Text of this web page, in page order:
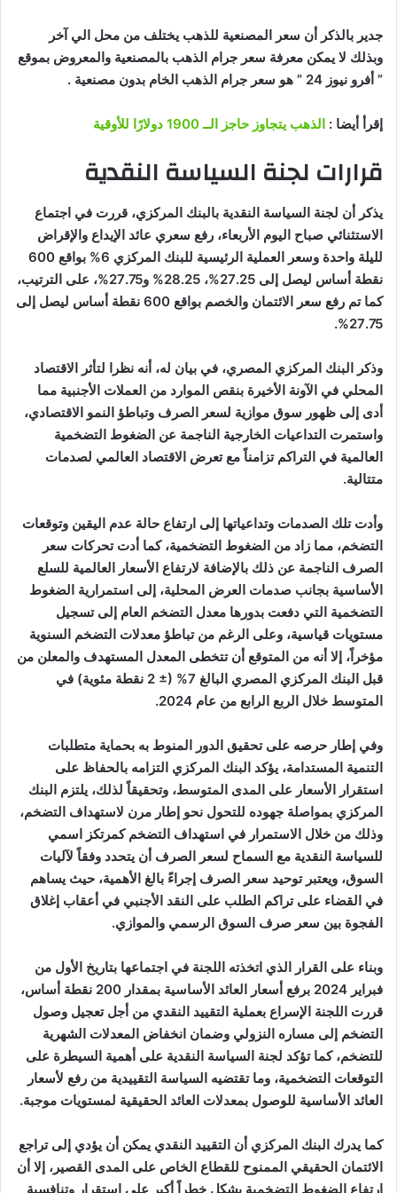
جدير بالذكر أن سعر المصنعية للذهب يختلف من محل الي آخر
وبذلك لا يمكن معرفة سعر جرام الذهب بالمصنعية والمعروض بموقع
” أفرو نيوز 24 ” هو سعر جرام الذهب الخام بدون مصنعية .
إقرأ أيضا : الذهب يتجاوز حاجز الــ 1900 دولارًا للأوقية
قرارات لجنة السياسة النقدية
يذكر أن لجنة السياسة النقدية بالبنك المركزي، قررت في اجتماع
الاستثنائي صباح اليوم الأربعاء، رفع سعري عائد الإيداع والإقراض
لليلة واحدة وسعر العملية الرئيسية للبنك المركزي 6% بواقع 600
نقطة أساس ليصل إلى 27.25%، 28.25% و27.75%، على الترتيب،
كما تم رفع سعر الائتمان والخصم بواقع 600 نقطة أساس ليصل إلى
27.75%.
وذكر البنك المركزي المصري، في بيان له، أنه نظرا لتأثر الاقتصاد
المحلي في الآونة الأخيرة بنقص الموارد من العملات الأجنبية مما
أدى إلى ظهور سوق موازية لسعر الصرف وتباطؤ النمو الاقتصادي،
واستمرت التداعيات الخارجية الناجمة عن الضغوط التضخمية
العالمية في التراكم تزامناً مع تعرض الاقتصاد العالمي لصدمات
متتالية.
وأدت تلك الصدمات وتداعياتها إلى ارتفاع حالة عدم اليقين وتوقعات
التضخم، مما زاد من الضغوط التضخمية، كما أدت تحركات سعر
الصرف الناجمة عن ذلك بالإضافة لارتفاع الأسعار العالمية للسلع
الأساسية بجانب صدمات العرض المحلية، إلى استمرارية الضغوط
التضخمية التي دفعت بدورها معدل التضخم العام إلى تسجيل
مستويات قياسية، وعلى الرغم من تباطؤ معدلات التضخم السنوية
مؤخراً، إلا أنه من المتوقع أن تتخطى المعدل المستهدف والمعلن من
قبل البنك المركزي المصري البالغ 7% (± 2 نقطة مئوية) في
المتوسط خلال الربع الرابع من عام 2024.
وفي إطار حرصه على تحقيق الدور المنوط به بحماية متطلبات
التنمية المستدامة، يؤكد البنك المركزي التزامه بالحفاظ على
استقرار الأسعار على المدى المتوسط، وتحقيقاً لذلك، يلتزم البنك
المركزي بمواصلة جهوده للتحول نحو إطار مرن لاستهداف التضخم،
وذلك من خلال الاستمرار في استهداف التضخم كمرتكز اسمي
للسياسة النقدية مع السماح لسعر الصرف أن يتحدد وفقاً لآليات
السوق، ويعتبر توحيد سعر الصرف إجراءً بالغ الأهمية، حيث يساهم
في القضاء على تراكم الطلب على النقد الأجنبي في أعقاب إغلاق
الفجوة بين سعر صرف السوق الرسمي والموازي.
وبناء على القرار الذي اتخذته اللجنة في اجتماعها بتاريخ الأول من
فبراير 2024 برفع أسعار العائد الأساسية بمقدار 200 نقطة أساس،
قررت اللجنة الإسراع بعملية التقييد النقدي من أجل تعجيل وصول
التضخم إلى مساره النزولي وضمان انخفاض المعدلات الشهرية
للتضخم، كما تؤكد لجنة السياسة النقدية على أهمية السيطرة على
التوقعات التضخمية، وما تقتضيه السياسة التقييدية من رفع لأسعار
العائد الأساسية للوصول بمعدلات العائد الحقيقية لمستويات موجبة.
كما يدرك البنك المركزي أن التقييد النقدي يمكن أن يؤدي إلى تراجع
الائتمان الحقيقي الممنوح للقطاع الخاص على المدى القصير، إلا أن
ارتفاع الضغوط التضخمية يشكل خطراً أكبر على استقرار وتنافسية